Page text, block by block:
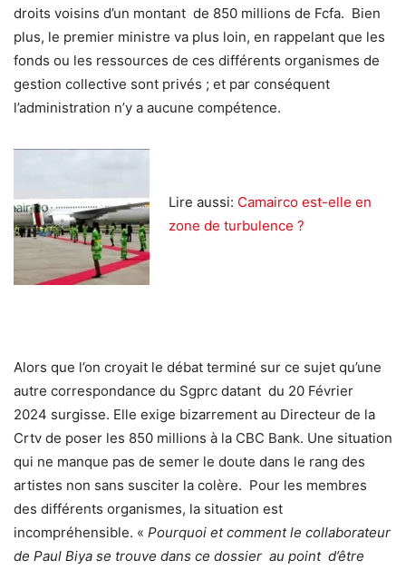
droits voisins d’un montant de 850 millions de Fcfa. Bien
plus, le premier ministre va plus loin, en rappelant que les
fonds ou les ressources de ces différents organismes de
gestion collective sont privés ; et par conséquent
l’administration n’y a aucune compétence.
Lire aussi: Camairco est-elle en
zone de turbulence ?
Alors que l’on croyait le débat terminé sur ce sujet qu’une
autre correspondance du Sgprc datant du 20 Février
2024 surgisse. Elle exige bizarrement au Directeur de la
Crtv de poser les 850 millions à la CBC Bank. Une situation
qui ne manque pas de semer le doute dans le rang des
artistes non sans susciter la colère. Pour les membres
des différents organismes, la situation est
incompréhensible. « Pourquoi et comment le collaborateur
de Paul Biya se trouve dans ce dossier au point d’être